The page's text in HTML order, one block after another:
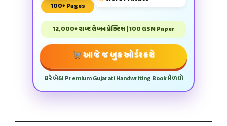
100+ Pages
12,000+ શબ્દ લેખન પ્રેક્ટિસ | 100 GSM Paper
આજે જ બુક ઓર્ડર કરો
ઘરે બેઠા Premium Gujarati Handwriting Book મેળવો